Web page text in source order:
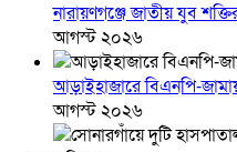
নারায়ণগঞ্জে জাতীয় যুব
আগস্ট ২০২৬
আড়াইহাজারে বিএনপি-
আগস্ট ২০২৬